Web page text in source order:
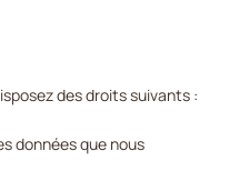
des droits suivants :
données que nous